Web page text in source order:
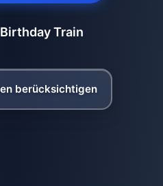
Train
berücksichtigen